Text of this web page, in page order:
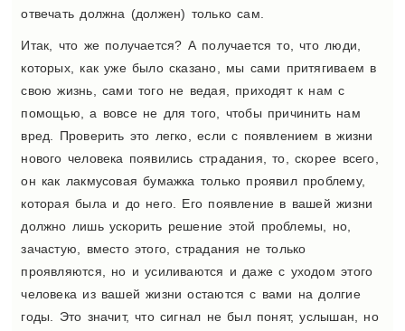
отвечать должна (должен) только сам.
Итак, что же получается? А получается то, что люди,
которых, как уже было сказано, мы сами притягиваем в
свою жизнь, сами того не ведая, приходят к нам с
помощью, а вовсе не для того, чтобы причинить нам
вред. Проверить это легко, если с появлением в жизни
нового человека появились страдания, то, скорее всего,
он как лакмусовая бумажка только проявил проблему,
которая была и до него. Его появление в вашей жизни
должно лишь ускорить решение этой проблемы, но,
зачастую, вместо этого, страдания не только
проявляются, но и усиливаются и даже с уходом этого
человека из вашей жизни остаются с вами на долгие
годы. Это значит, что сигнал не был понят, услышан, но